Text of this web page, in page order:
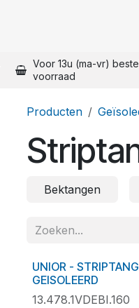
Voor 13u (ma-vr)
voorraad
Producten
Bektangen
UNIOR - STRIPTANG
GEISOLEERD
13.478.1VDEBI.160